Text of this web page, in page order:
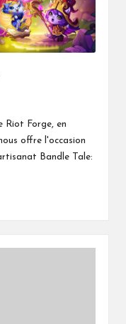
Riot Forge, en
offre l'occasion
Bandle Tale: